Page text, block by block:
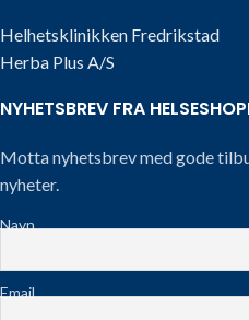
Helhetsklinikken Fredrikstad
Herba Plus A/S
NYHETSBREV FRA
Motta nyhetsbrev med gode
nyheter.
Navn
Email